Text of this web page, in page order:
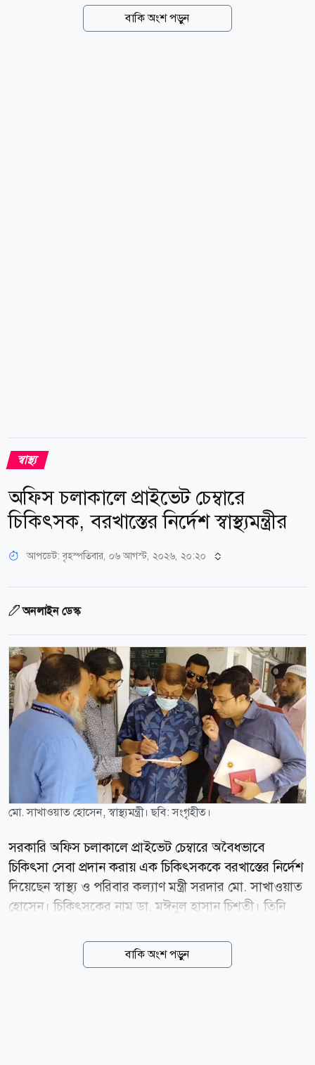
২৪ ঘণ্টায় হামের উপসর্গে ৩ শিশুর মৃত্যু হলেও নিশ্চিতভাবে
হামে আক্রান্ত হয়ে কোনো শিশুর মৃত্যুর তথ্য পাওয়া যায়নি। এ
বাকি অংশ পড়ুন
স্বাস্থ্য
অফিস চলাকালে প্রাইভেট চেম্বারে
চিকিৎসক, বরখাস্তের নির্দেশ স্বাস্থ্যমন্ত্রীর
আপডেট: বৃহস্পতিবার, ০৬ আগস্ট, ২০২৬, ২০:২০
অনলাইন ডেস্ক
মো. সাখাওয়াত হোসেন, স্বাস্থ্যমন্ত্রী। ছবি: সংগৃহীত।
সরকারি অফিস চলাকালে প্রাইভেট চেম্বারে অবৈধভাবে
চিকিৎসা সেবা প্রদান করায় এক চিকিৎসককে বরখাস্তের নির্দেশ
দিয়েছেন স্বাস্থ্য ও পরিবার কল্যাণ মন্ত্রী সরদার মো. সাখাওয়াত
হোসেন। চিকিৎসকের নাম ডা. মঈনুল হাসান চিশতী। তিনি
কনসালটেন্ট পদে কর্মরত আছেন। আজ বৃহস্পতিবার (৬
আগস্ট) দুপুরে রাজধানীর পুরান ঢাকার ইংলিশ রোডস্থ পপুলার
বাকি অংশ পড়ুন